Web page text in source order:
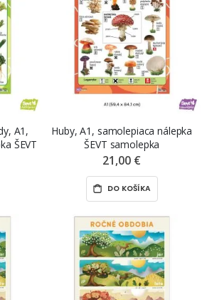
A1,
ŠEVT
Huby, A1, samolepiaca nálepka
ŠEVT samolepka
21,00 €
DO KOŠÍKA